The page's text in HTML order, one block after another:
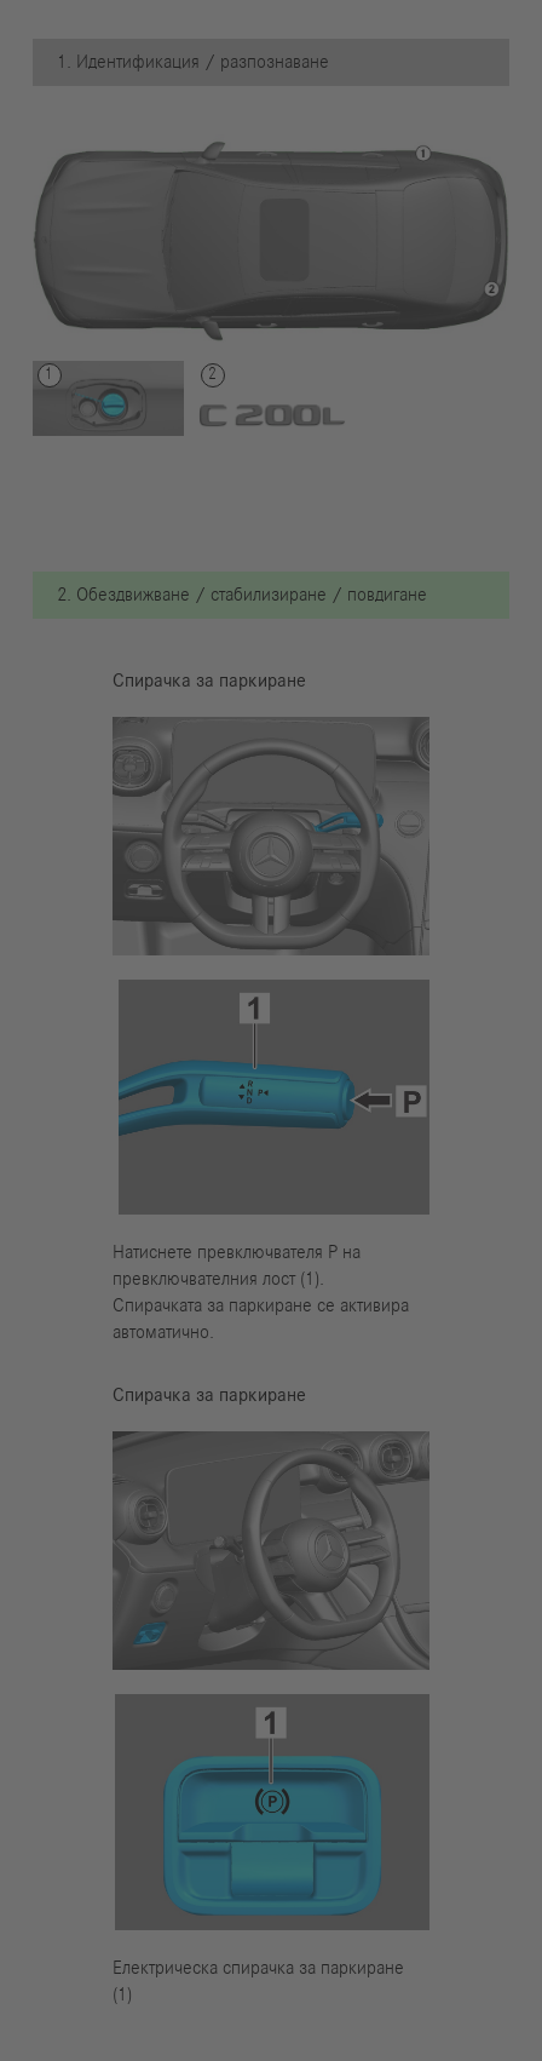
1. Идентификация / разпознаване
2. Обездвижване / стабилизиране / повдигане
Спирачка за паркиране
Натиснете превключвателя Р на
превключвателния лост (1).
Спирачката за паркиране се активира
автоматично.
Спирачка за паркиране
Електрическа спирачка за паркиране
(1)